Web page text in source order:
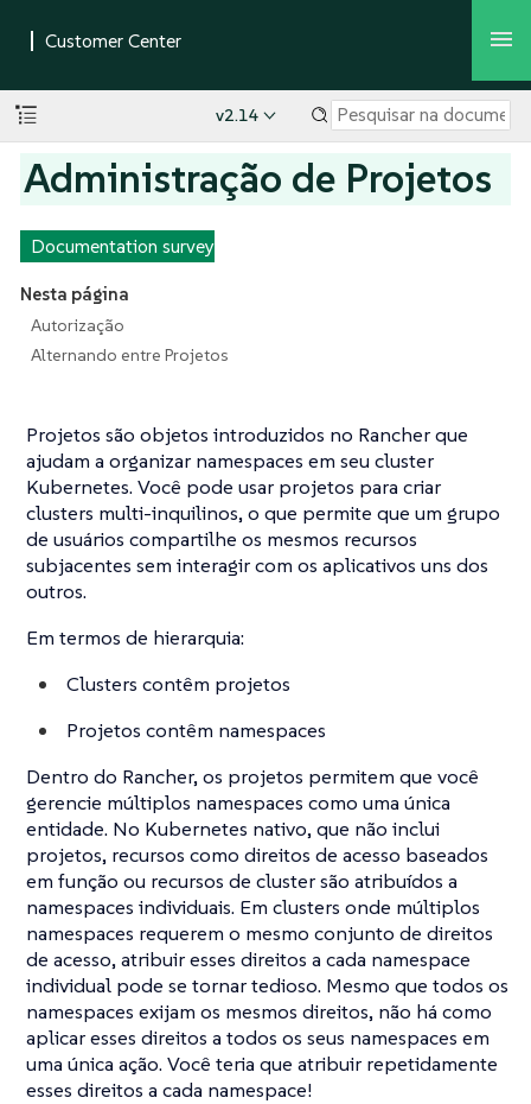
v2.14
Administração de Projetos
Documentation survey
Nesta página
Autorização
Alternando entre Projetos
Projetos são objetos introduzidos no Rancher que
ajudam a organizar namespaces em seu cluster
Kubernetes. Você pode usar projetos para criar
clusters multi-inquilinos, o que permite que um grupo
de usuários compartilhe os mesmos recursos
subjacentes sem interagir com os aplicativos uns dos
outros.
Em termos de hierarquia:
Clusters contêm projetos
Projetos contêm namespaces
Dentro do Rancher, os projetos permitem que você
gerencie múltiplos namespaces como uma única
entidade. No Kubernetes nativo, que não inclui
projetos, recursos como direitos de acesso baseados
em função ou recursos de cluster são atribuídos a
namespaces individuais. Em clusters onde múltiplos
namespaces requerem o mesmo conjunto de direitos
de acesso, atribuir esses direitos a cada namespace
individual pode se tornar tedioso. Mesmo que todos os
namespaces exijam os mesmos direitos, não há como
aplicar esses direitos a todos os seus namespaces em
uma única ação. Você teria que atribuir repetidamente
esses direitos a cada namespace!